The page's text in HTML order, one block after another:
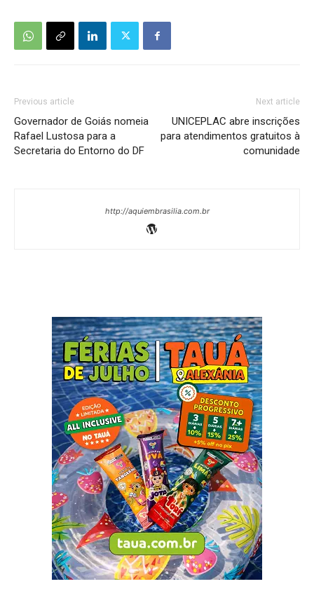
Previous article
Governador de Goiás nomeia
Rafael Lustosa para a
Secretaria do Entorno do DF
Next article
UNICEPLAC abre inscrições
para atendimentos gratuitos à
comunidade
http://aquiembrasilia.com.br